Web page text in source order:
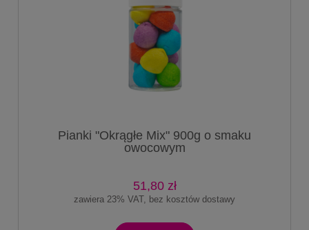
Pianki "Okrągłe Mix" 900g o smaku
owocowym
51,80 zł
zawiera 23% VAT, bez kosztów dostawy